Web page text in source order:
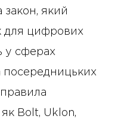
закон, який
для цифрових
у сферах
посередницьких
правила
як Bolt, Uklon,